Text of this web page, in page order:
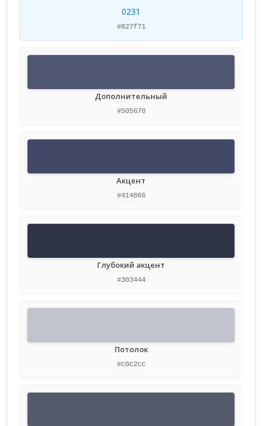
0231
#827f71
Дополнительный
#505670
Акцент
#414866
Глубокий акцент
#303444
Потолок
#c0c2cc